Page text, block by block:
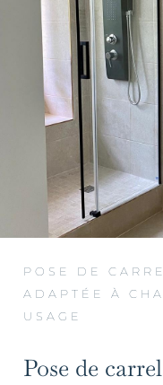
POSE DE
ADAPTÉE À
USAGE
Pose de